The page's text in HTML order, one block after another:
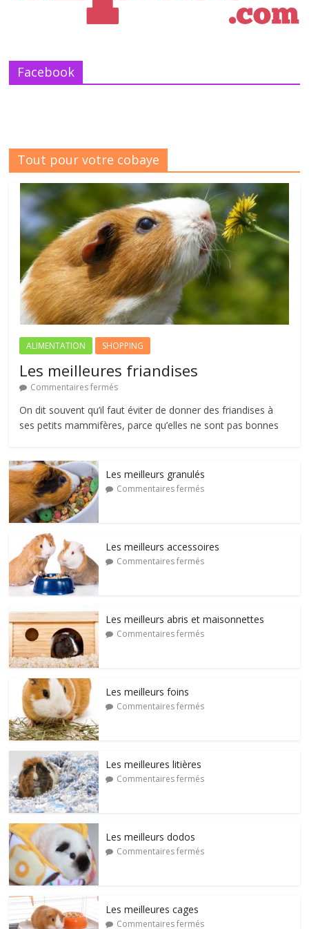
Facebook
Tout pour votre cobaye
ALIMENTATION SHOPPING
Les meilleures friandises
Commentaires fermés
On dit souvent qu’il faut éviter de donner des friandises à
ses petits mammifères, parce qu’elles ne sont pas bonnes
Les meilleurs granulés
Commentaires fermés
Les meilleurs accessoires
Commentaires fermés
Les meilleurs abris et maisonnettes
Commentaires fermés
Les meilleurs foins
Commentaires fermés
Les meilleures litières
Commentaires fermés
Les meilleurs dodos
Commentaires fermés
Les meilleures cages
Commentaires fermés